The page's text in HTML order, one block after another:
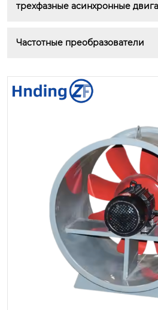
трехфазные асинхронные
Частотные преобразователи